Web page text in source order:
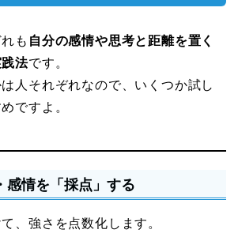
も 自分の感情や思考と距離を置く
法です。
人それぞれなので、いくつか試し
ですよ。
情を「採点」する
、強さを点数化します。